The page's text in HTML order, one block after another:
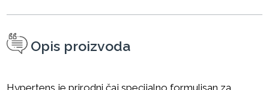
Opis proizvoda